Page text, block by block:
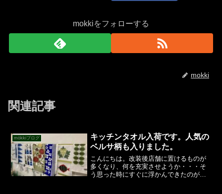
mokkiをフォローする
mokki
関連記事
mökkiブログ
キッチンタオル入荷です。人気の
ベルサ柄も入りました。
こんにちは。改装後店舗に置けるものが
多くなり、何を充実させようか・・・そ
う思った時にすぐに浮かんできたのがこ